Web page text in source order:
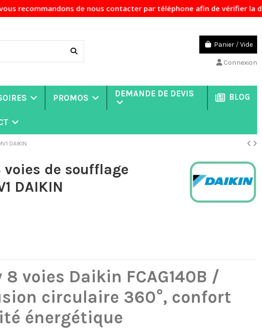
de nous contacter par téléphone afin de vérifier la
Panier /Vide
Connexion
PROMOS DEMANDE DE DEVIS BLOG
DAIKIN
voies de soufflage
DAIKIN
voies Daikin FCAG140B /
circulaire 360°, confort
énergétique